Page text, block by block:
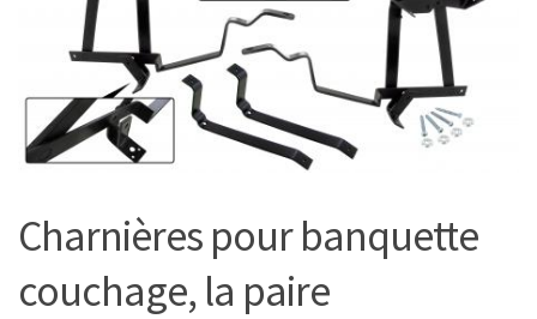
Charnières pour banquette
couchage, la paire